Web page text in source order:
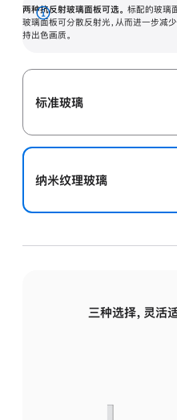
两种抗反射玻璃面板可选。 标配的玻璃
玻璃面板可分散反射光，从而进一步减
持出色画质。
展
开
标准玻璃
纳米纹理玻璃
三种选择，灵活